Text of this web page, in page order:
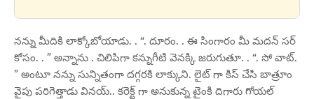
నన్ను మీదికి లాక్కోబోయాడు. . “. దూరం. . ఈ సింగారం మీ మదన్ సర్
కోసం. . ” అన్నాను . చిలిపిగా కన్నుగీటి వెనక్కి జరుగుతూ. . “. సో వాట్.
” అంటూ నన్ను సున్నితంగా దగ్గరకి లాక్కుని. లైట్ గా కిస్ చేసి బాత్రూం
వైపు పరిగెత్తాడు వినయ్.. కరెక్ట్ గా అనుకున్న టైంకి దిగారు గోయల్